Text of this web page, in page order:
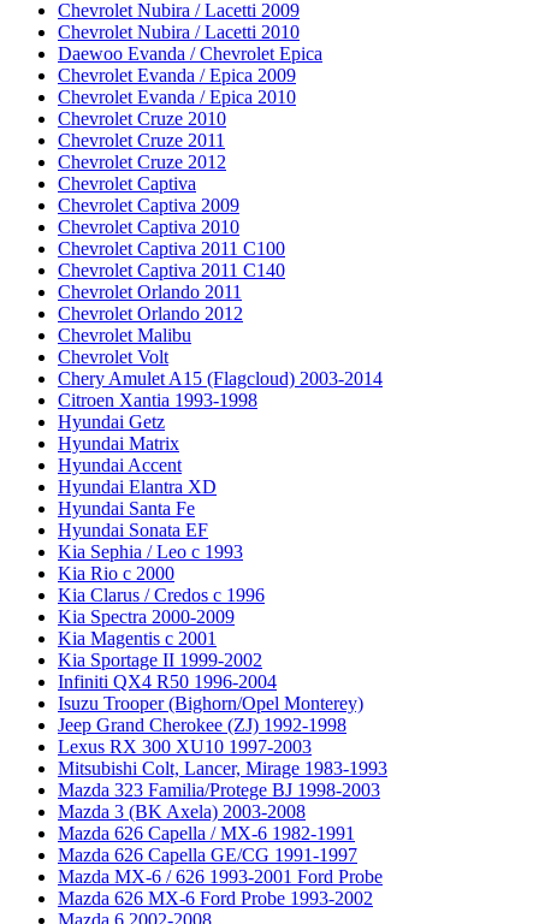
Chevrolet Nubira / Lacetti 2009
Chevrolet Nubira / Lacetti 2010
Daewoo Evanda / Chevrolet Epica
Chevrolet Evanda / Epica 2009
Chevrolet Evanda / Epica 2010
Chevrolet Cruze 2010
Chevrolet Cruze 2011
Chevrolet Cruze 2012
Chevrolet Captiva
Chevrolet Captiva 2009
Chevrolet Captiva 2010
Chevrolet Captiva 2011 C100
Chevrolet Captiva 2011 C140
Chevrolet Orlando 2011
Chevrolet Orlando 2012
Chevrolet Malibu
Chevrolet Volt
Chery Amulet A15 (Flagcloud) 2003-2014
Citroen Xantia 1993-1998
Hyundai Getz
Hyundai Matrix
Hyundai Accent
Hyundai Elantra XD
Hyundai Santa Fe
Hyundai Sonata EF
Kia Sephia / Leo с 1993
Kia Rio с 2000
Kia Clarus / Credos с 1996
Kia Spectra 2000-2009
Kia Magentis с 2001
Kia Sportage II 1999-2002
Infiniti QX4 R50 1996-2004
Isuzu Trooper (Bighorn/Opel Monterey)
Jeep Grand Cherokee (ZJ) 1992-1998
Lexus RX 300 XU10 1997-2003
Mitsubishi Colt, Lancer, Mirage 1983-1993
Mazda 323 Familia/Protege BJ 1998-2003
Mazda 3 (BK Axela) 2003-2008
Mazda 626 Capella / MX-6 1982-1991
Mazda 626 Capella GE/CG 1991-1997
Mazda MX-6 / 626 1993-2001 Ford Probe
Mazda 626 MX-6 Ford Probe 1993-2002